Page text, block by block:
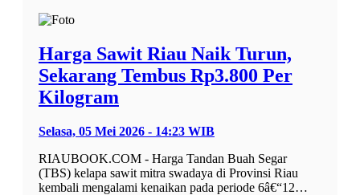
Harga Sawit Riau Naik Turun,
Sekarang Tembus Rp3.800 Per
Kilogram
Selasa, 05 Mei 2026 - 14:23 WIB
RIAUBOOK.COM - Harga Tandan Buah Segar
(TBS) kelapa sawit mitra swadaya di Provinsi Riau
kembali mengalami kenaikan pada periode 6â€“12…